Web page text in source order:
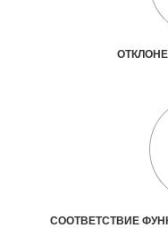
СООТВЕТСТВИЕ